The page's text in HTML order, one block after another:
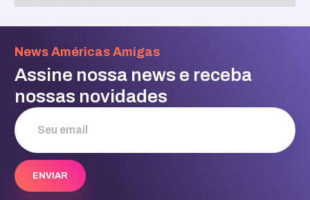
News Américas Amigas
Assine nossa news e receba
nossas novidades